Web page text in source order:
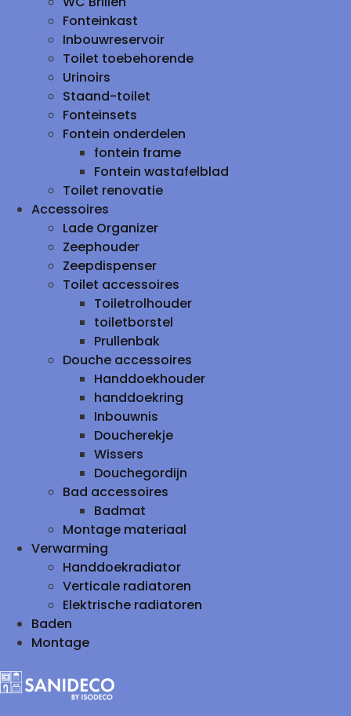
Fonteinkast
Inbouwreservoir
Toilet toebehorende
Urinoirs
Staand-toilet
Fonteinsets
Fontein onderdelen
fontein frame
Fontein wastafelblad
Toilet renovatie
Accessoires
Lade Organizer
Zeephouder
Zeepdispenser
Toilet accessoires
Toiletrolhouder
toiletborstel
Prullenbak
Douche accessoires
Handdoekhouder
handdoekring
Inbouwnis
Doucherekje
Wissers
Douchegordijn
Bad accessoires
Badmat
Montage materiaal
Verwarming
Handdoekradiator
Verticale radiatoren
Elektrische radiatoren
Baden
Montage